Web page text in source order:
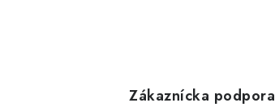
Zákaznícka podpora